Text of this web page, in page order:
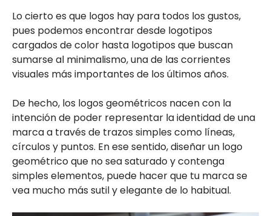
Lo cierto es que logos hay para todos los gustos,
pues podemos encontrar desde logotipos
cargados de color hasta logotipos que buscan
sumarse al minimalismo, una de las corrientes
visuales más importantes de los últimos años.
De hecho, los logos geométricos nacen con la
intención de poder representar la identidad de una
marca a través de trazos simples como líneas,
círculos y puntos. En ese sentido, diseñar un logo
geométrico que no sea saturado y contenga
simples elementos, puede hacer que tu marca se
vea mucho más sutil y elegante de lo habitual.